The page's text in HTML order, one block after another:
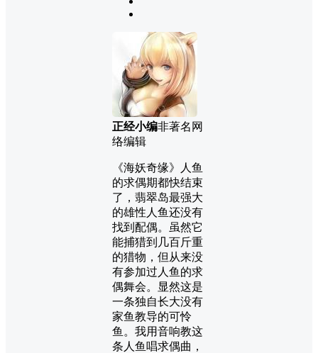
正经小编非著名网
络编辑
《海妖奇缘》人鱼
的求偶期都快结束
了，翡翠岛最强大
的雄性人鱼还没有
找到配偶。虽然它
能捕猎到几百斤重
的猎物，但从来没
有参加过人鱼的求
偶舞会。显然这是
一条独自长大没有
家鱼教导的可怜
鱼。我用音响教这
条人鱼唱求偶曲，